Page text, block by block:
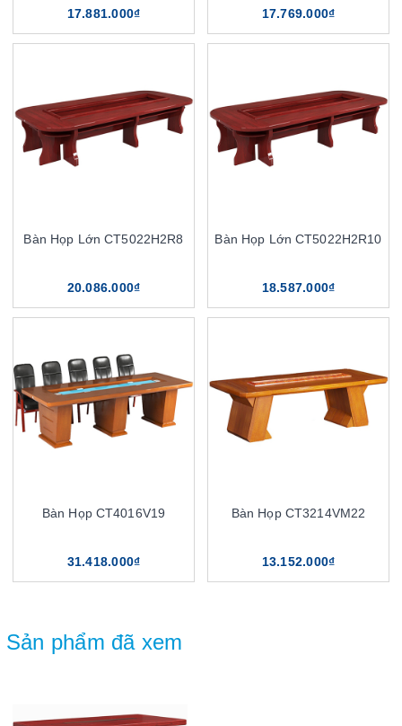
17.881.000₫ 17.769.000₫
Bàn Họp Lớn CT5022H2R8
20.086.000₫
Bàn Họp Lớn CT5022H2R10
18.587.000₫
Bàn Họp CT4016V19
31.418.000₫
Bàn Họp CT3214VM22
13.152.000₫
Sản phẩm đã xem